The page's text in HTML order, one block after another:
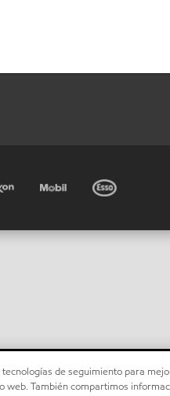
de seguimiento para
web. También compartimos